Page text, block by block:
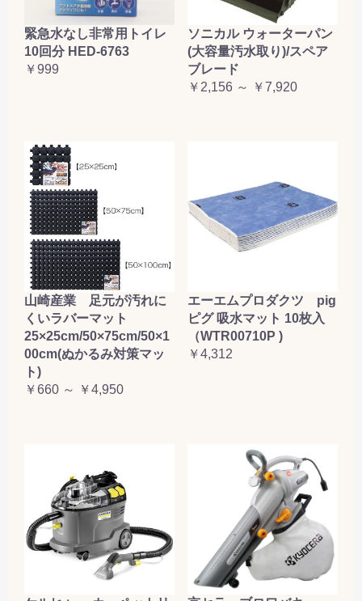
緊急水なし非常用トイレ
10回分 HED-6763
￥999
ソニカル ウォーターパン
(大容量汚水取り)/スペア
ブレード
￥2,156 ～ ￥7,920
山崎産業 足元が汚れに
くいラバーマット
25×25cm/50×75cm/50×1
00cm(ぬかるみ対策マッ
ト)
￥660 ～ ￥4,950
エーエムプロダクツ pig
ピグ 吸水マット 10枚入
（WTR00710P )
￥4,312